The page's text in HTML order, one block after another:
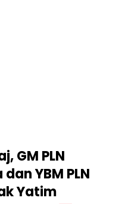
GM PLN
YBM PLN
Yatim